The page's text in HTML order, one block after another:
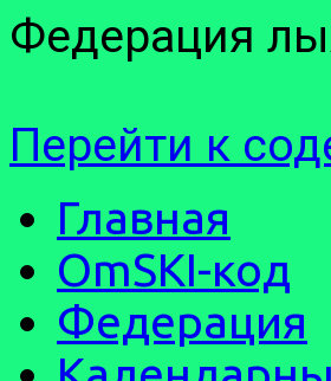
Федерация
Перейти к
Главная
OmSKI-код
Федерация